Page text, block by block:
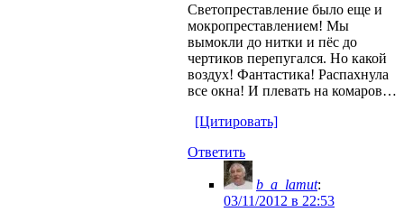
Светопреставление было еще и
мокропреставлением! Мы
вымокли до нитки и пёс до
чертиков перепугался. Но какой
воздух! Фантастика! Распахнула
все окна! И плевать на комаров…
[Цитировать]
Ответить
b_a_lamut:
03/11/2012 в 22:53